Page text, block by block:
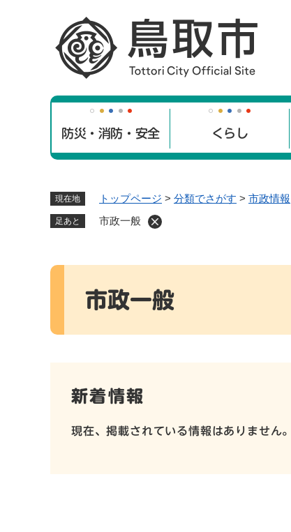
防災・消防・安全 くらし
現在地 トップページ > 分類でさがす > 市政情報
足あと 市政一般
本
市政一般
新着情報
現在、掲載されている情報はありません。